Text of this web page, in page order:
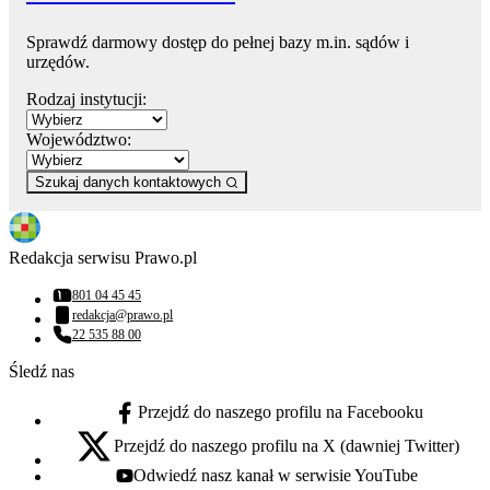
Sprawdź darmowy dostęp do pełnej bazy m.in. sądów i
urzędów.
Rodzaj instytucji:
Województwo:
Szukaj danych kontaktowych
Redakcja serwisu Prawo.pl
Numer telefonu:
801 04 45 45
Adres email:
redakcja@prawo.pl
Numer telefonu:
22 535 88 00
Śledź nas
facebook - otwiera się w nowej karcie
Przejdź do naszego profilu na Facebooku
x - otwiera się w nowej karcie
Przejdź do naszego profilu na X (dawniej Twitter)
youtube - otwiera się w nowej karcie
Odwiedź nasz kanał w serwisie YouTube